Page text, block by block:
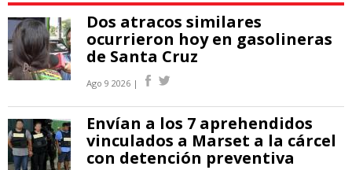
Dos atracos similares
ocurrieron hoy en gasolineras
de Santa Cruz
Ago 9 2026 |
Envían a los 7 aprehendidos
vinculados a Marset a la cárcel
con detención preventiva